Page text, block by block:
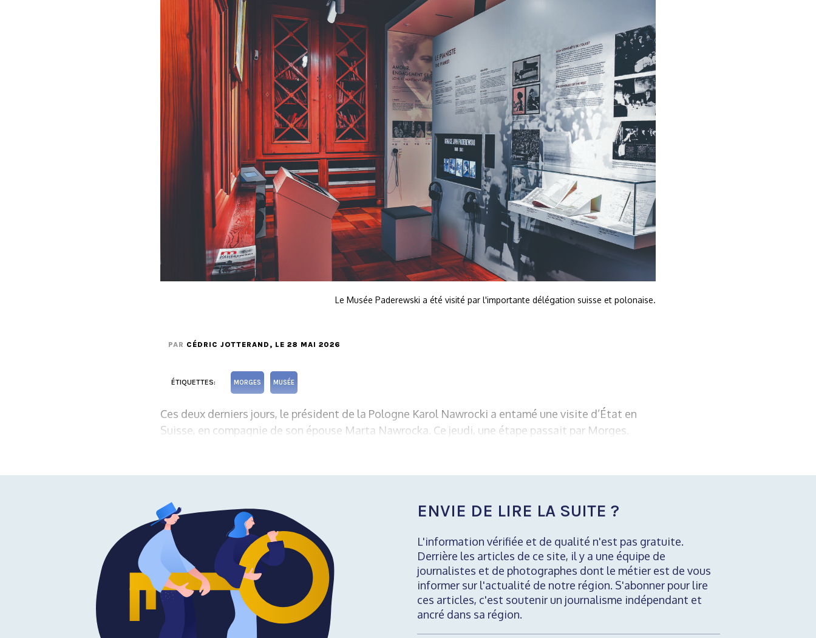
Le Musée Paderewski a été visité par l'importante délégation suisse et polonaise.
PAR CÉDRIC JOTTERAND , LE 28 MAI 2026
ÉTIQUETTES: MORGES MUSÉE
Ces deux derniers jours, le président de la Pologne Karol Nawrocki a entamé une visite d’État en
Suisse, en compagnie de son épouse Marta Nawrocka. Ce jeudi, une étape passait par Morges.
ENVIE DE LIRE LA SUITE ?
L'information vérifiée et de qualité n'est pas gratuite.
Derrière les articles de ce site, il y a une équipe de
journalistes et de photographes dont le métier est de vous
informer sur l'actualité de notre région. S'abonner pour lire
ces articles, c'est soutenir un journalisme indépendant et
ancré dans sa région.